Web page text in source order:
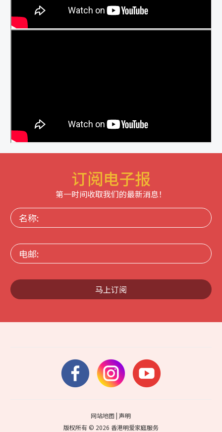
订阅电子报
第一时间收取我们的最新消息！
名
称:
电
邮:
马上订阅
网站地图 |声明
版权所有 © 2026 香港明爱家庭服务